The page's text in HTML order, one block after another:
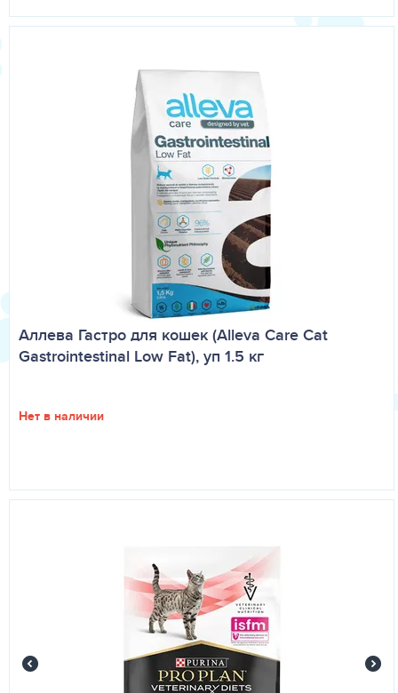
Аллева Гастро для кошек (Alleva Care Cat
Gastrointestinal Low Fat), уп 1.5 кг
Нет в наличии